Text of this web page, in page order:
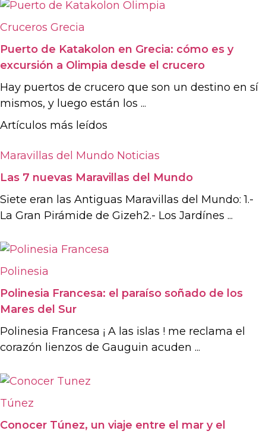
Cruceros Grecia
Puerto de Katakolon en Grecia: cómo es y
excursión a Olimpia desde el crucero
Hay puertos de crucero que son un destino en sí
mismos, y luego están los ...
Artículos más leídos
Maravillas del Mundo Noticias
Las 7 nuevas Maravillas del Mundo
Siete eran las Antiguas Maravillas del Mundo: 1.-
La Gran Pirámide de Gizeh2.- Los Jardínes ...
Polinesia
Polinesia Francesa: el paraíso soñado de los
Mares del Sur
Polinesia Francesa ¡ A las islas ! me reclama el
corazón lienzos de Gauguin acuden ...
Túnez
Conocer Túnez, un viaje entre el mar y el